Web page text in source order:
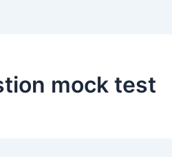
mock test